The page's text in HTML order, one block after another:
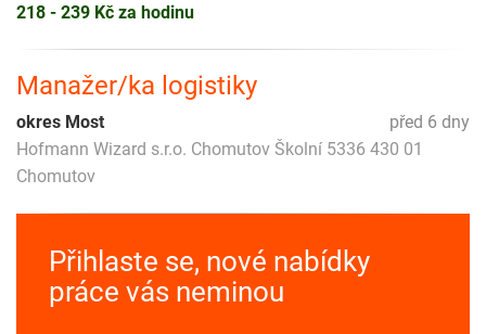
218 - 239 Kč za hodinu
Manažer/ka logistiky
před 6 dny
okres Most
Hofmann Wizard s.r.o. Chomutov Školní 5336 430 01
Chomutov
Přihlaste se, nové nabídky
práce vás neminou